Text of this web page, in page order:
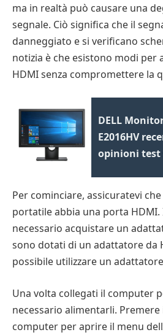
ma in realtà può causare una
segnale. Ciò significa che il
danneggiato e si verificano
notizia è che esistono modi per
HDMI senza compromettere la
DELL
E2016HV
opinioni
Per cominciare, assicuratevi
portatile abbia una porta
necessario acquistare un
sono dotati di un adattatore da
possibile utilizzare un adattatore
Una volta collegati il computer
necessario alimentarli. Premere
computer per aprire il menu